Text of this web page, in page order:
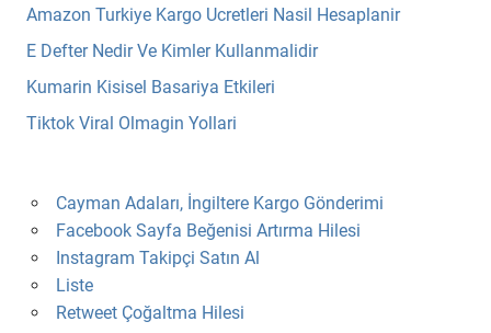
Amazon Turkiye Kargo Ucretleri Nasil Hesaplanir
E Defter Nedir Ve Kimler Kullanmalidir
Kumarin Kisisel Basariya Etkileri
Tiktok Viral Olmagin Yollari
Cayman Adaları, İngiltere Kargo Gönderimi
Facebook Sayfa Beğenisi Artırma Hilesi
Instagram Takipçi Satın Al
Liste
Retweet Çoğaltma Hilesi